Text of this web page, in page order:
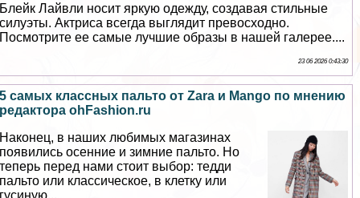
Блейк Лайвли носит яркую одежду, создавая стильные
силуэты. Актриса всегда выглядит превосходно.
Посмотрите ее самые лучшие образы в нашей галерее....
23 06 2026 0:43:30
5 самых классных пальто от Zara и Mango по мнению
редактора ohFashion.ru
Наконец, в наших любимых магазинах
появились осенние и зимние пальто. Но
теперь перед нами стоит выбор: тедди
пальто или классическое, в клетку или
гусиную...